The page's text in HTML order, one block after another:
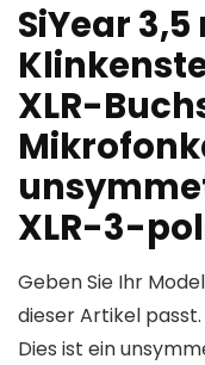
SiYear
XLR-
XLR-3-
Geben Sie Ihr
dieser Artikel passt.
Dies ist ein